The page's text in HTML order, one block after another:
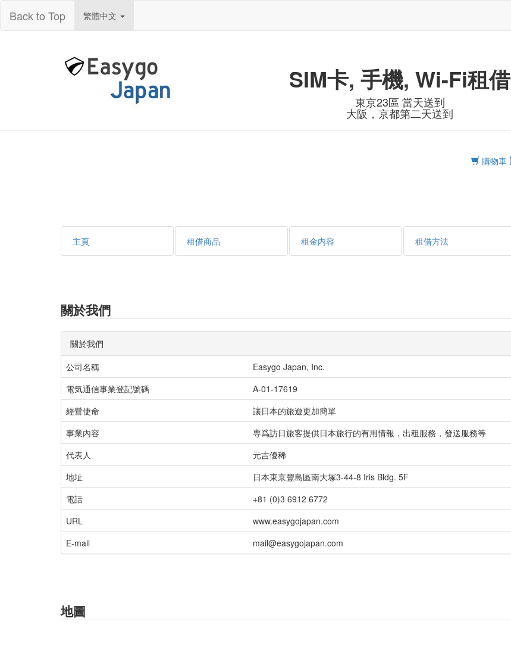
Back to Top 繁體中文
SIM卡, 手機, Wi-Fi租借
東京23區 當天送到
大阪，京都第二天送到
購物車
主頁 租借商品 租金内容 租借方法
關於我們
關於我們
公司名稱
Easygo Japan, Inc.
電気通信事業登記號碼
A-01-17619
經營使命
讓日本的旅遊更加簡單
事業內容
専爲訪日旅客提供日本旅行的有用情報，出租服務，發送服務等
代表人
元吉優稀
地址
日本東京豐島區南大塚3-44-8 Iris Bldg. 5F
電話
+81 (0)3 6912 6772
URL
www.easygojapan.com
E-mail
mail@easygojapan.com
地圖